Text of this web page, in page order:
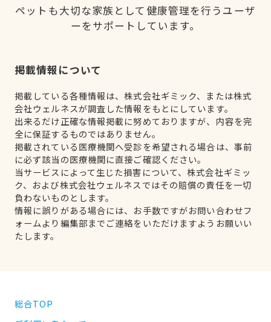
ペットも大切な家族として健康管理を行うユーザ
ーをサポートしています。
掲載情報について
掲載している各種情報は、株式会社ギミック、または株式
会社ウェルネスが調査した情報をもとにしています。
出来るだけ正確な情報掲載に努めておりますが、内容を完
全に保証するものではありません。
掲載されている医療機関へ受診を希望される場合は、事前
に必ず該当の医療機関に直接ご確認ください。
当サービスによって生じた損害について、株式会社ギミッ
ク、および株式会社ウェルネスではその賠償の責任を一切
負わないものとします。
情報に誤りがある場合には、お手数ですがお問い合わせフ
ォームより編集部までご連絡をいただけますようお願いい
たします。
総合TOP